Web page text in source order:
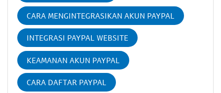
CARA MENGINTEGRASIKAN AKUN PAYPAL
INTEGRASI PAYPAL WEBSITE
KEAMANAN AKUN PAYPAL
CARA DAFTAR PAYPAL